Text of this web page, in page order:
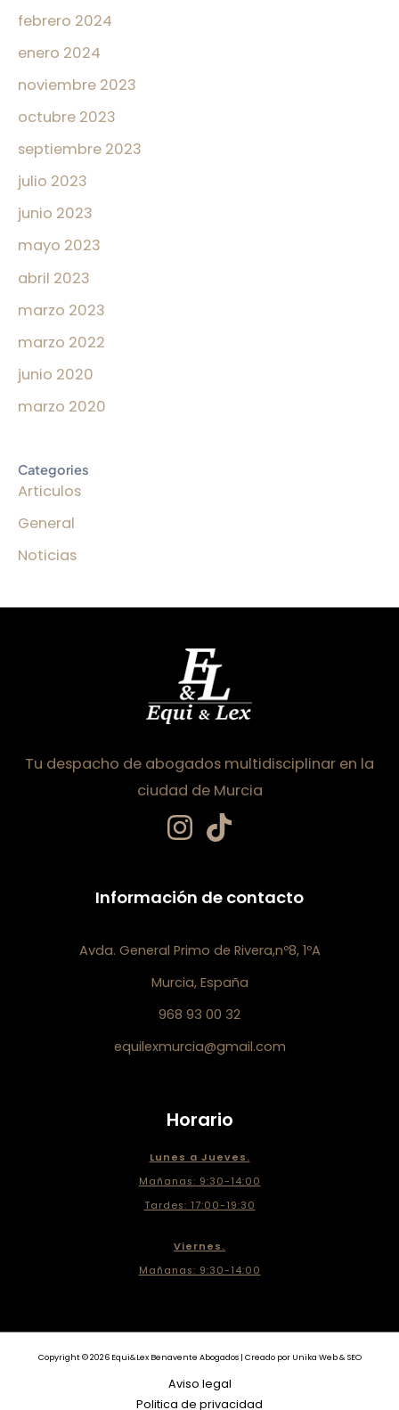
febrero 2024
enero 2024
noviembre 2023
octubre 2023
septiembre 2023
julio 2023
junio 2023
mayo 2023
abril 2023
marzo 2023
marzo 2022
junio 2020
marzo 2020
Categories
Articulos
General
Noticias
Tu despacho de abogados multidisciplinar en la
ciudad de Murcia
Información de contacto
Avda. General Primo de Rivera,nº8, 1ºA
Murcia, España
968 93 00 32
equilexmurcia@gmail.com
Horario
Lunes a Jueves.
Mañanas: 9:30-14:00
Tardes: 17:00-19:30
Viernes.
Mañanas: 9:30-14:00
Copyright © 2026 Equi&Lex Benavente Abogados | Creado por Unika Web & SEO
Aviso legal
Politica de privacidad